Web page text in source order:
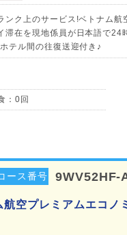
ンク上のサービス!ベトナム
滞在を現地係員が日本語で24
テル間の往復送迎付き♪
：0回
ース番号 9WV52HF-
空プレミアムエコノ